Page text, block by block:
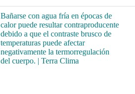
Bañarse con agua fría en épocas de
calor puede resultar contraproducente
debido a que el contraste brusco de
temperaturas puede afectar
negativamente la termorregulación
del cuerpo. | Terra Clima